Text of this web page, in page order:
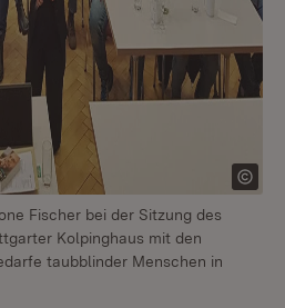
Fischer bei der Sitzung des
Kolpinghaus mit den
taubblinder Menschen in